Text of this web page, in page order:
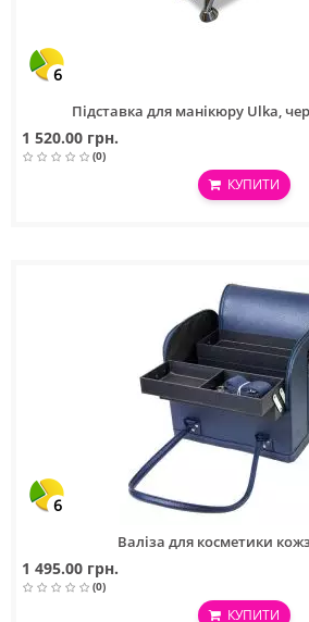
6
Підставка для манікюру Ulka,
1 520.00 грн.
(0)
КУПИТИ
6
Валіза для косметики
1 495.00 грн.
(0)
КУПИТИ